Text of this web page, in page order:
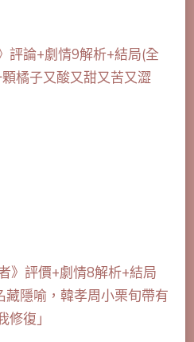
評論+劇情9解析+結局(全
橘子又酸又甜又苦又澀
》評價+劇情8解析+結局
藏隱喻，韓孝周小栗旬帶有
復」